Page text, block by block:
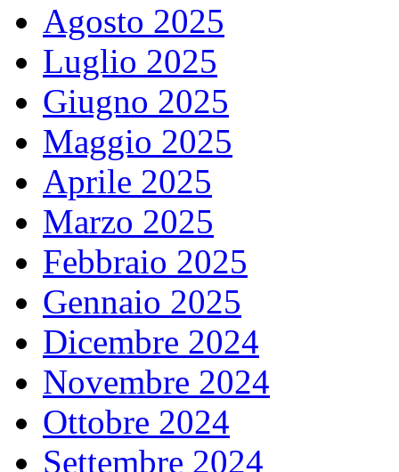
Agosto 2025
Luglio 2025
Giugno 2025
Maggio 2025
Aprile 2025
Marzo 2025
Febbraio 2025
Gennaio 2025
Dicembre 2024
Novembre 2024
Ottobre 2024
Settembre 2024